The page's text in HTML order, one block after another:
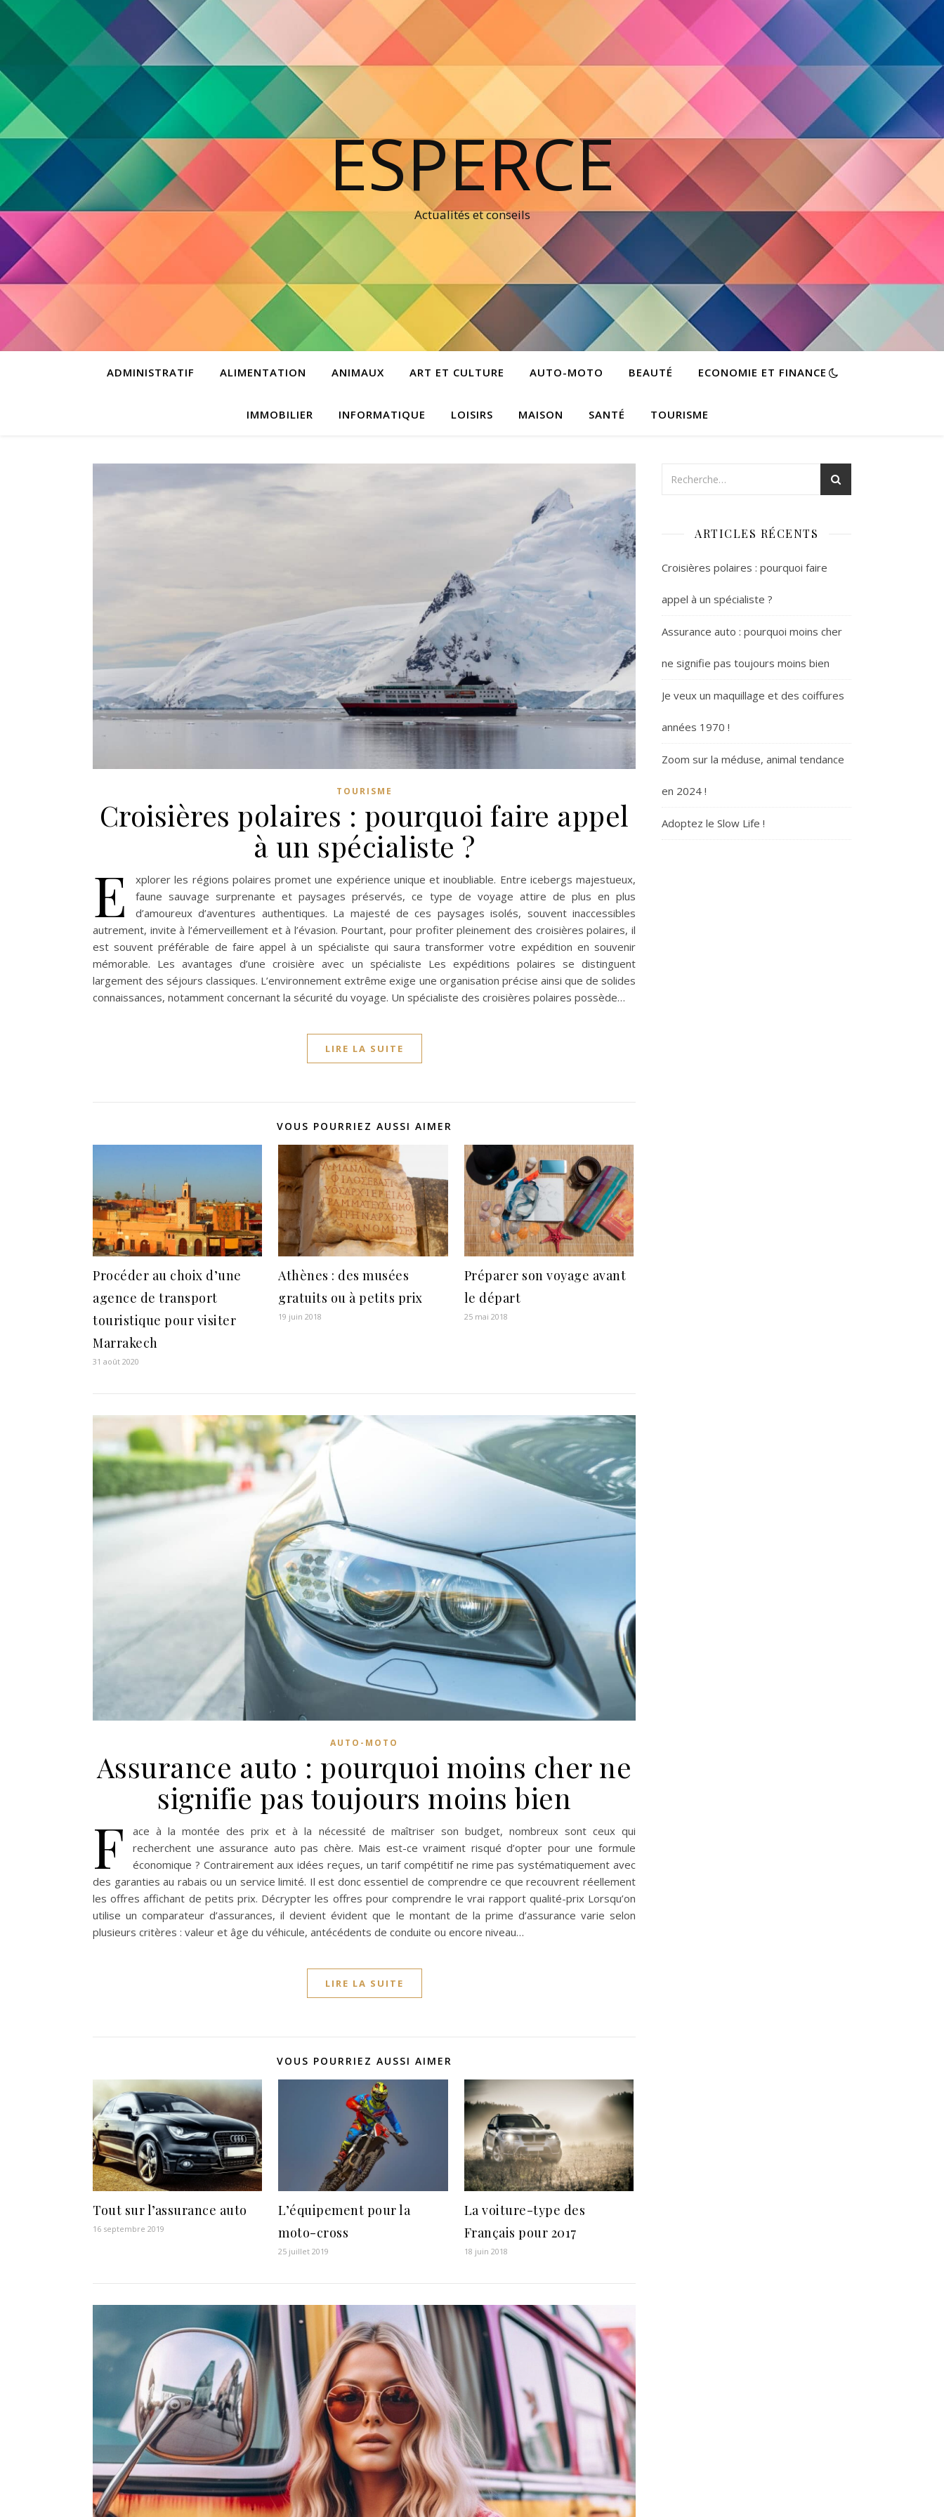
ESPERCE
Actualités et conseils
ADMINISTRATIF ALIMENTATION ANIMAUX ART ET CULTURE AUTO-MOTO BEAUTÉ ECONOMIE ET FINANCE
IMMOBILIER INFORMATIQUE LOISIRS MAISON SANTÉ TOURISME
TOURISME
Croisières polaires : pourquoi faire appel
à un spécialiste ?
E
xplorer les régions polaires promet une expérience unique et inoubliable. Entre icebergs majestueux,
faune sauvage surprenante et paysages préservés, ce type de voyage attire de plus en plus
d’amoureux d’aventures authentiques. La majesté de ces paysages isolés, souvent inaccessibles
autrement, invite à l’émerveillement et à l’évasion. Pourtant, pour profiter pleinement des croisières polaires, il
est souvent préférable de faire appel à un spécialiste qui saura transformer votre expédition en souvenir
mémorable. Les avantages d’une croisière avec un spécialiste Les expéditions polaires se distinguent
largement des séjours classiques. L’environnement extrême exige une organisation précise ainsi que de solides
connaissances, notamment concernant la sécurité du voyage. Un spécialiste des croisières polaires possède…
LIRE LA SUITE
VOUS POURRIEZ AUSSI AIMER
Procéder au choix d’une
agence de transport
touristique pour visiter
Marrakech
31 août 2020
Athènes : des musées
gratuits ou à petits prix
19 juin 2018
Préparer son voyage avant
le départ
25 mai 2018
AUTO-MOTO
Assurance auto : pourquoi moins cher ne
signifie pas toujours moins bien
F
ace à la montée des prix et à la nécessité de maîtriser son budget, nombreux sont ceux qui
recherchent une assurance auto pas chère. Mais est-ce vraiment risqué d’opter pour une formule
économique ? Contrairement aux idées reçues, un tarif compétitif ne rime pas systématiquement avec
des garanties au rabais ou un service limité. Il est donc essentiel de comprendre ce que recouvrent réellement
les offres affichant de petits prix. Décrypter les offres pour comprendre le vrai rapport qualité-prix Lorsqu’on
utilise un comparateur d’assurances, il devient évident que le montant de la prime d’assurance varie selon
plusieurs critères : valeur et âge du véhicule, antécédents de conduite ou encore niveau…
LIRE LA SUITE
VOUS POURRIEZ AUSSI AIMER
Tout sur l’assurance auto
16 septembre 2019
L’équipement pour la
moto-cross
25 juillet 2019
La voiture-type des
Français pour 2017
18 juin 2018
ARTICLES RÉCENTS
Croisières polaires : pourquoi faire
appel à un spécialiste ?
Assurance auto : pourquoi moins cher
ne signifie pas toujours moins bien
Je veux un maquillage et des coiffures
années 1970 !
Zoom sur la méduse, animal tendance
en 2024 !
Adoptez le Slow Life !